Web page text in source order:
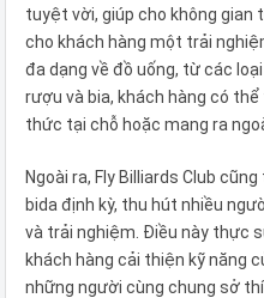
tuyệt vời, giúp cho không gian
cho khách hàng một trải
đa dạng về đồ uống, từ các
rượu và bia, khách hàng có
thức tại chỗ hoặc mang ra
Ngoài ra, Fly Billiards Club
bida định kỳ, thu hút nhiều
và trải nghiệm. Điều này thực
khách hàng cải thiện kỹ năng
những người cùng chung sở